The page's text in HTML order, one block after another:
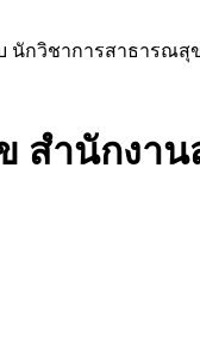
นักวิชาการสาธารณสุ
สำนักงา